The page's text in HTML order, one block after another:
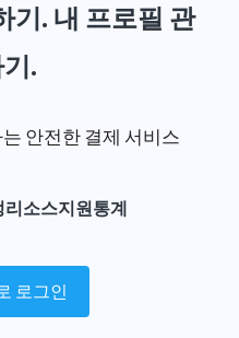
기. 내 프로필 관
.
안전한 결제 서비스
리소스지원통계
로그인